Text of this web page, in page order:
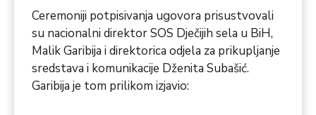
Ceremoniji potpisivanja ugovora prisustvovali
su nacionalni direktor SOS Dječijih sela u BiH,
Malik Garibija i direktorica odjela za prikupljanje
sredstava i komunikacije Dženita Subašić.
Garibija je tom prilikom izjavio: